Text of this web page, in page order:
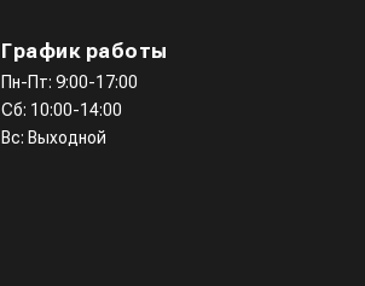
График работы
Пн-Пт: 9:00-17:00
Сб: 10:00-14:00
Вс: Выходной